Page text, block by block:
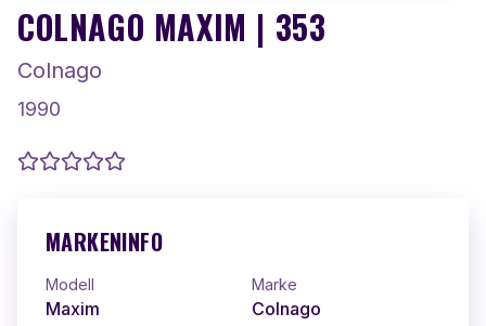
COLNAGO MAXIM | 353
Colnago
1990
MARKENINFO
Modell
Maxim
Marke
Colnago